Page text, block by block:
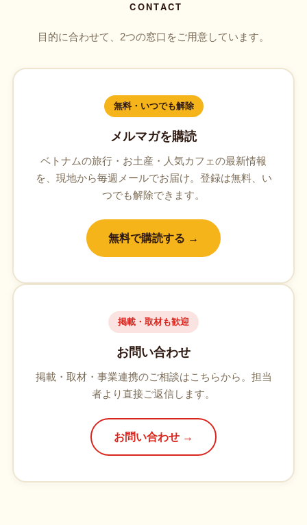
CONTACT
目的に合わせて、2つの窓口をご用意しています。
無料・いつでも解除
メルマガを購読
ベトナムの旅行・お土産・人気カフェの最新情報
を、現地から毎週メールでお届け。登録は無料、い
つでも解除できます。
無料で購読する →
掲載・取材も歓迎
お問い合わせ
掲載・取材・事業連携のご相談はこちらから。担当
者より直接ご返信します。
お問い合わせ →